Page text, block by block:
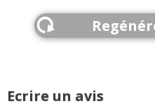
Ecrire un avis